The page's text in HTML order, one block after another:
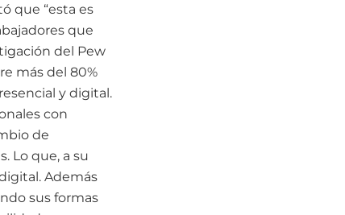
que “esta es
que
del Pew
más del 80%
y digital.
con
de
Lo que, a su
Además
sus formas